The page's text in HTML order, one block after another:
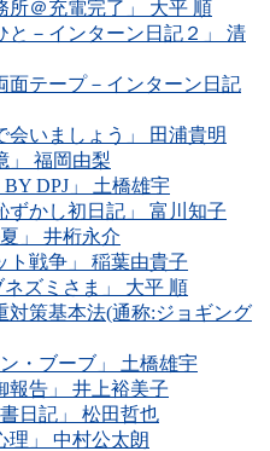
所＠充電完了」 大平 順
と－インターン日記２」 清
面テープ－インターン日記
会いましょう」 田浦貴明
」 福岡由梨
DPJ」 土橋雄宇
ずかし初日記」 富川知子
」 井桁永介
ト戦争」 稲葉由貴子
ネズミさま」 大平 順
対策基本法(通称:ジョギング
・ブーブ」 土橋雄宇
報告」 井上裕美子
日記」 松田哲也
理」 中村公太朗